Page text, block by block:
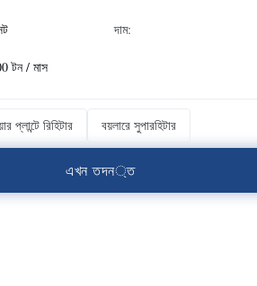
দাম:
টন / মাস
প্লান্টে রিহিটার বয়লারে সুপারহিটার
এখন তদন্ত